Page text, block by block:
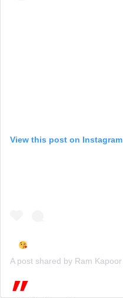
View this post on Instagram
A post shared by Ram Kapoor